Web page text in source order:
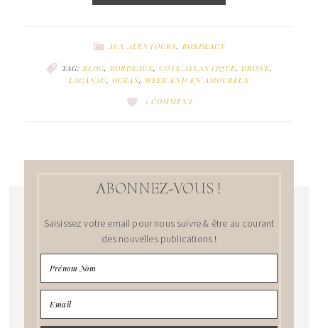
AUX ALENTOURS, BORDEAUX
TAG: BLOG, BORDEAUX, COTE ATLANTIQUE, DRONE,
LACANAU, OCEAN, WEEK END EN AMOUREUX
1 COMMENT
ABONNEZ-VOUS !
Saisissez votre email pour nous suivre & être au courant
des nouvelles publications !